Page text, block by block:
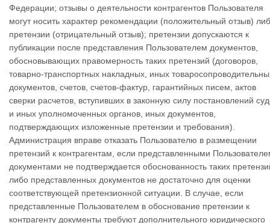
Федерации; отзывы о деятельности контрагентов Пользователя
могут носить характер рекомендации (положительный отзыв)
претензии (отрицательный отзыв); претензии допускаются к
публикации после представления Пользователем документов,
обосновывающих правомерность таких претензий (договоров,
товарно-транспортных накладных, иных
документов, счетов, счетов-фактур, гарантийных писем, актов
сверки расчетов, вступивших в законную силу постановлений
и иных уполномоченных органов, иных документов,
подтверждающих изложенные претензии и требования).
Администрация вправе отказать Пользователю в размещении
претензий к контрагентам, если представленными
документами не подтверждается обоснованность таких
либо представленных документов не достаточно для оценки
соответствующей претензионной ситуации. В случае, если
представленные Пользователем в обоснование претензии к
контрагенту документы требуют дополнительного юридического